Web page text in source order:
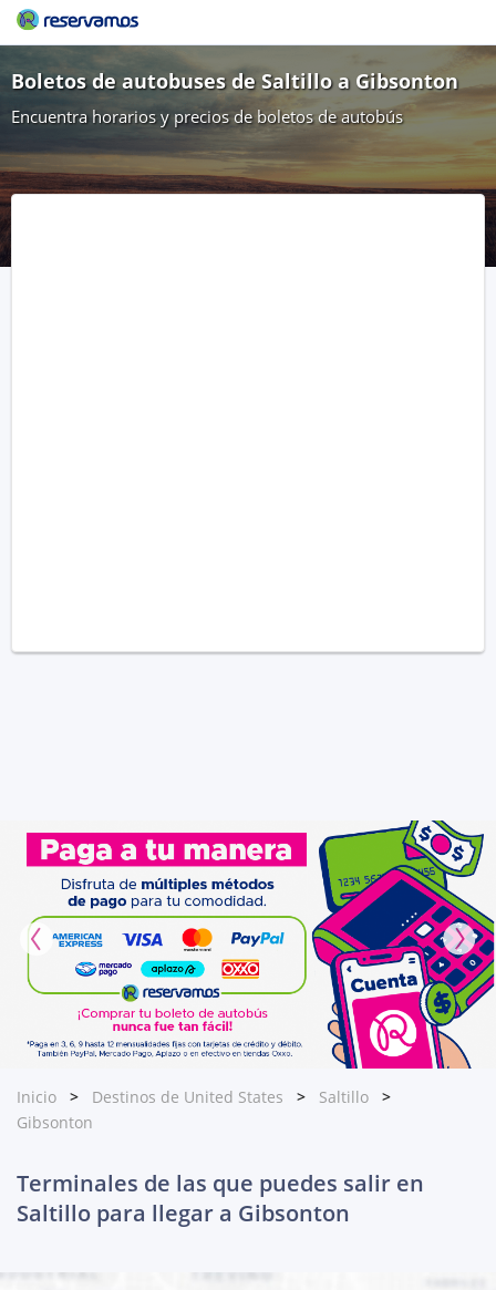
Boletos de autobuses de Saltillo a Gibsonton
Encuentra horarios y precios de boletos de autobús
Inicio Destinos de United States
Saltillo
Gibsonton
Terminales de las que puedes salir en
Saltillo para llegar a Gibsonton